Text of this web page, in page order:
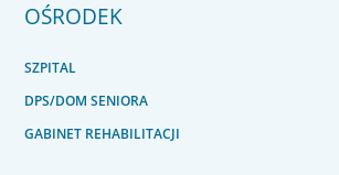
OŚRODEK
SZPITAL
DPS/DOM SENIORA
GABINET REHABILITACJI